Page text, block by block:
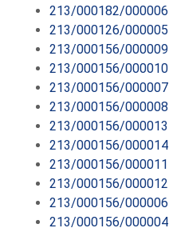
213/000182/000006
213/000126/000005
213/000156/000009
213/000156/000010
213/000156/000007
213/000156/000008
213/000156/000013
213/000156/000014
213/000156/000011
213/000156/000012
213/000156/000006
213/000156/000004